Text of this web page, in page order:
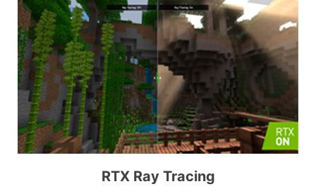
RTX Ray Tracing